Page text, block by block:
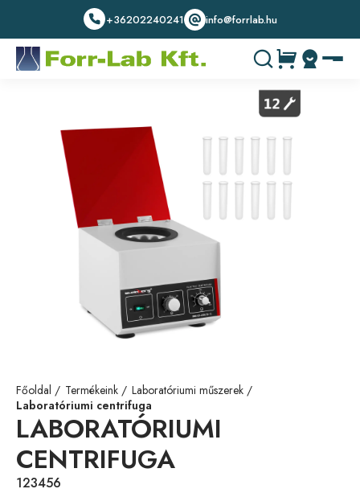
+36202240241 info@forrlab.hu
Főoldal Termékeink
Laboratóriumi műszerek
Laboratóriumi centrifuga
LABORATÓRIUMI
CENTRIFUGA
123456